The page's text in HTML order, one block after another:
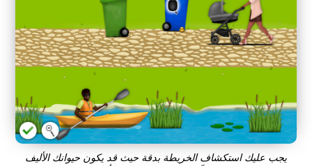
يجب عليك استكشاف الخريطة بدقة حيث قد يكون حيوانك الأليف